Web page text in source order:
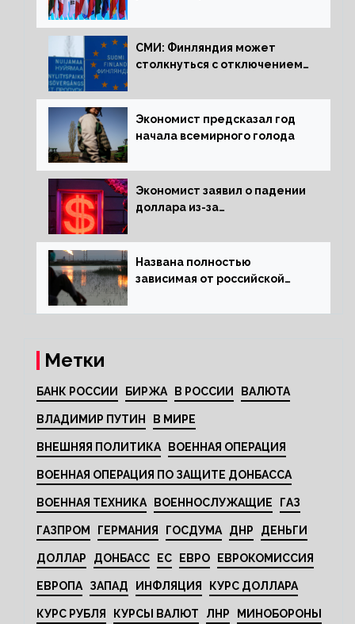
СМИ: Финляндия может
столкнуться с отключением
Экономист предсказал год
начала всемирного голода
Экономист заявил о падении
доллара из-за
Названа полностью
зависимая от российской
Метки
БАНК РОССИИ БИРЖА В РОССИИ ВАЛЮТА
ВЛАДИМИР ПУТИН В МИРЕ
ВНЕШНЯЯ ПОЛИТИКА ВОЕННАЯ ОПЕРАЦИЯ
ВОЕННАЯ ОПЕРАЦИЯ ПО ЗАЩИТЕ ДОНБАССА
ВОЕННАЯ ТЕХНИКА ВОЕННОСЛУЖАЩИЕ ГАЗ
ГАЗПРОМ ГЕРМАНИЯ ГОСДУМА ДНР ДЕНЬГИ
ДОЛЛАР ДОНБАСС ЕС ЕВРО ЕВРОКОМИССИЯ
ЕВРОПА ЗАПАД ИНФЛЯЦИЯ КУРС ДОЛЛАРА
КУРС РУБЛЯ КУРСЫ ВАЛЮТ ЛНР МИНОБОРОНЫ